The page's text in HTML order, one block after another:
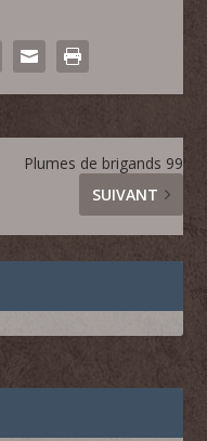
Plumes de brigands 99
SUIVANT